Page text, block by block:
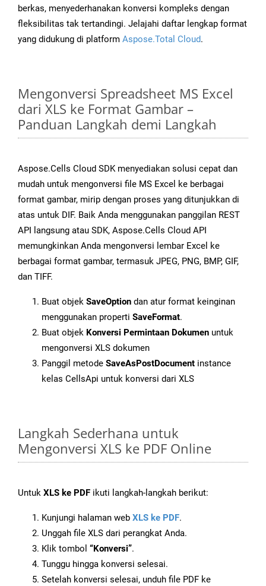
berkas, menyederhanakan konversi kompleks dengan
fleksibilitas tak tertandingi. Jelajahi daftar lengkap format
yang didukung di platform Aspose.Total Cloud.
Mengonversi Spreadsheet MS Excel
dari XLS ke Format Gambar –
Panduan Langkah demi Langkah
Aspose.Cells Cloud SDK menyediakan solusi cepat dan
mudah untuk mengonversi file MS Excel ke berbagai
format gambar, mirip dengan proses yang ditunjukkan di
atas untuk DIF. Baik Anda menggunakan panggilan REST
API langsung atau SDK, Aspose.Cells Cloud API
memungkinkan Anda mengonversi lembar Excel ke
berbagai format gambar, termasuk JPEG, PNG, BMP, GIF,
dan TIFF.
Buat objek SaveOption dan atur format keinginan
menggunakan properti SaveFormat.
Buat objek Konversi Permintaan Dokumen untuk
mengonversi XLS dokumen
Panggil metode SaveAsPostDocument instance
kelas CellsApi untuk konversi dari XLS
Langkah Sederhana untuk
Mengonversi XLS ke PDF Online
Untuk XLS ke PDF ikuti langkah-langkah berikut:
Kunjungi halaman web XLS ke PDF.
Unggah file XLS dari perangkat Anda.
Klik tombol “Konversi”.
Tunggu hingga konversi selesai.
Setelah konversi selesai, unduh file PDF ke